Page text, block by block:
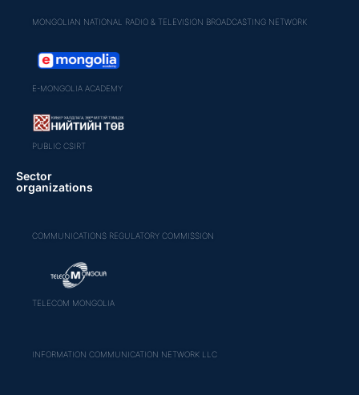
MONGOLIAN NATIONAL RADIO & TELEVISION BROADCASTING NETWORK
E-MONGOLIA ACADEMY
PUBLIC CSIRT
Sector
organizations
COMMUNICATIONS REGULATORY COMMISSION
TELECOM MONGOLIA
INFORMATION COMMUNICATION NETWORK LLC